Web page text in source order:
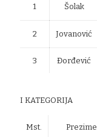
1 Šolak
2 Jovanović
3 Đorđević
I KATEGORIJA
Mst. Prezime